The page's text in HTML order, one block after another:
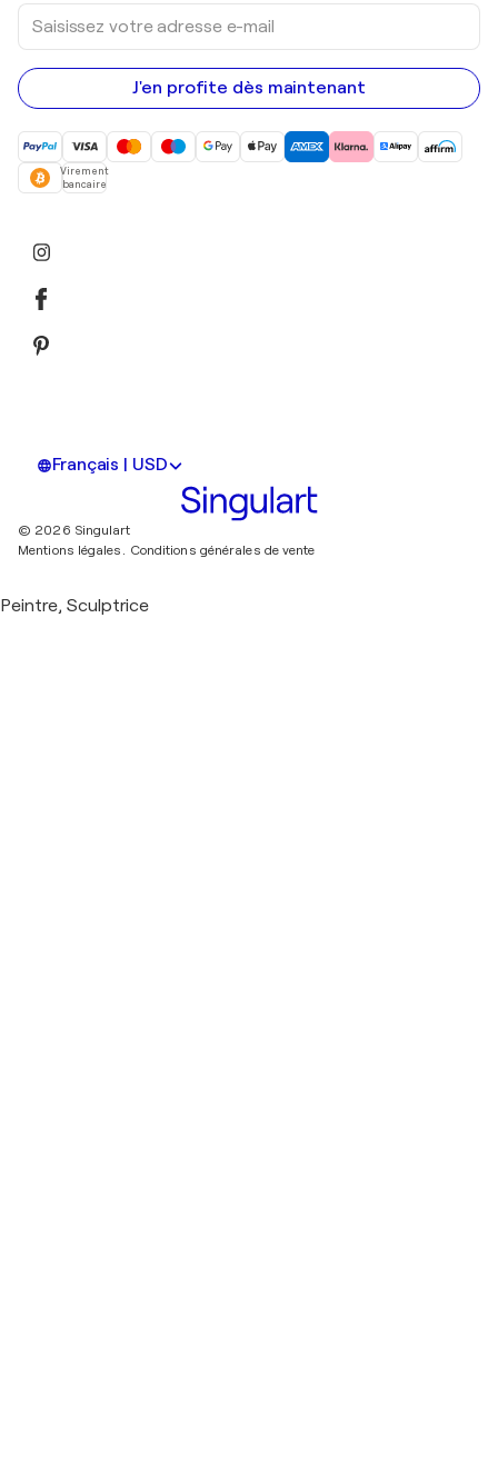
Saisissez
votre
adresse
e-
mail
J'en profite dès maintenant
Virement
bancaire
Français | USD
© 2026 Singulart
Mentions légales. Conditions générales de vente
Peintre, Sculptrice